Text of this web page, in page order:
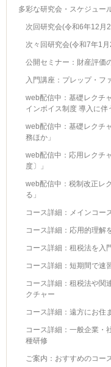
多彩な研究会・スケジュー
次回研究会(令和6年12月
次々回研究会(令和7年1
公開セミナー：財産評価
入門講座：プレップ・フ
web配信中：基礎レクチ
インボイス制度 導入に伴
web配信中：基礎レクチ
務ほか」
web配信中：応用レクチ
度〕」
web配信中：税制改正レ
る」
コース詳細：メインコー
コース詳細：応用的理解
コース詳細：租税法を入
コース詳細：短期間で速
コース詳細：租税法や関
クチャー
コース詳細：遠方にお住
コース詳細：一般企業・
種研修
ご案内：おすすめのコー